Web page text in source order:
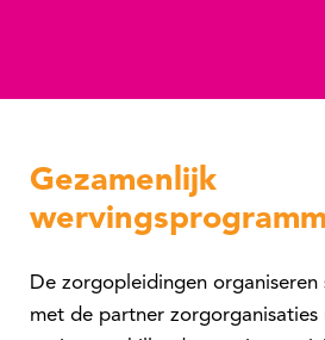
Gezamenlijk
De zorgopleidingen organiseren
met de partner zorgorganisaties